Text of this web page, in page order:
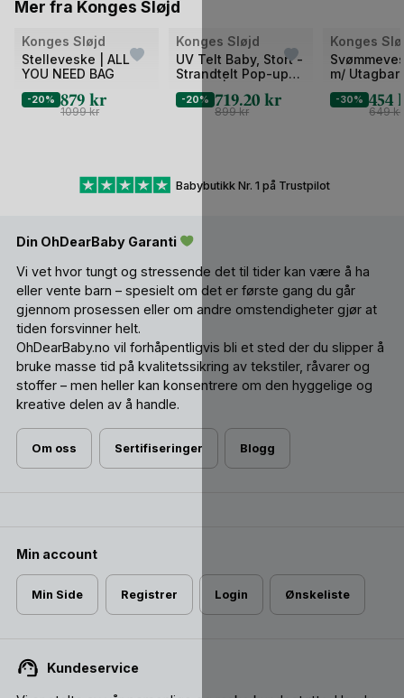
Mer fra Konges Sløjd
Bilde
av
Konges Sløjd
Stelleveske | ALL
YOU NEED BAG
-20% 879 kr
1099kr
Bilde
av
2
Konges Sløjd
UV Telt Baby, Stort -
Strandtelt Pop-up
UV50+ | 115x125 cm
-20% 719.20kr
899kr
Bilde
av
2
Konges
m/
Swim Vest
-30% 454
649kr
Babybutikk Nr. 1 på Trustpilot
Din OhDearBaby Garanti
Vi vet hvor tungt og stressende det til tider kan være å ha
eller vente barn – spesielt om det er første gang du går
gjennom prosessen eller om andre omstendigheter gjør at
tiden forsvinner helt.
OhDearBaby.no vil forhåpentligvis bli et sted der du slipper å
bruke masse tid på kvalitetssikring av tekstiler, råvarer og
stoffer – men heller kan konsentrere om den hyggelige og
kreative delen av å handle.
Om oss Sertifiseringer Blogg
Min account
Min Side Registrer Login Ønskeliste
Kundeservice